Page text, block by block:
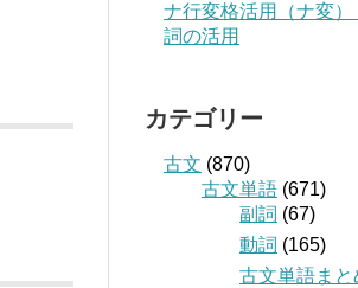
ナ行変格活用（ナ変
詞の活用
カテゴリー
古文 (870)
古文単語 (671)
副詞 (67)
動詞 (165)
古文単語まと